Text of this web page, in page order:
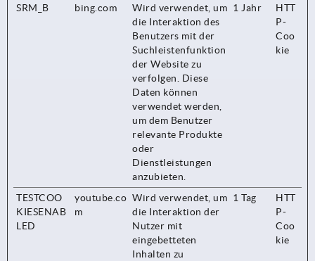
SRM_B bing.com
Wird verwendet, um
die Interaktion des
Benutzers mit der
Suchleistenfunktion
der Website zu
verfolgen. Diese
Daten können
verwendet werden,
um dem Benutzer
relevante Produkte
oder
Dienstleistungen
anzubieten.
1 Jahr
HTT
P-
Coo
kie
TESTCOO
KIESENAB
LED
youtube.co
m
Wird verwendet, um
die Interaktion der
Nutzer mit
eingebetteten
Inhalten zu
1 Tag
HTT
P-
Coo
kie